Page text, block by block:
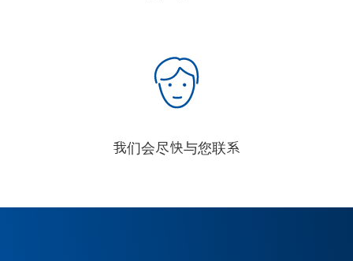
我们会尽快与您联系